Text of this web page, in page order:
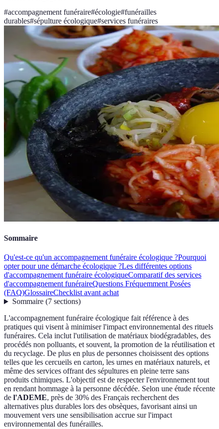
#accompagnement funéraire#écologie#funérailles
durables#sépulture écologique#services funéraires
Sommaire
Qu'est-ce qu'un accompagnement funéraire écologique ?Pourquoi
opter pour une démarche écologique ?Les différentes options
d'accompagnement funéraire écologiqueComparatif des services
d'accompagnement funéraireQuestions Fréquemment Posées
(FAQ)GlossaireChecklist avant achat
Sommaire(7 sections)
L'accompagnement funéraire écologique fait référence à des
pratiques qui visent à minimiser l'impact environnemental des rituels
funéraires. Cela inclut l'utilisation de matériaux biodégradables, des
procédés non polluants, et souvent, la promotion de la réutilisation et
du recyclage. De plus en plus de personnes choisissent des options
telles que les cercueils en carton, les urnes en matériaux naturels, et
même des services offrant des sépultures en pleine terre sans
produits chimiques. L'objectif est de respecter l'environnement tout
en rendant hommage à la personne décédée. Selon une étude récente
de l'ADEME, près de 30% des Français recherchent des
alternatives plus durables lors des obsèques, favorisant ainsi un
mouvement vers une sensibilisation accrue sur l'impact
environnemental des funérailles.